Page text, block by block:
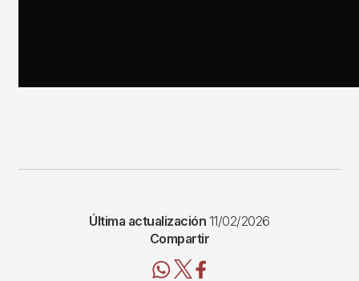
Última actualización 11/02/2026
Compartir